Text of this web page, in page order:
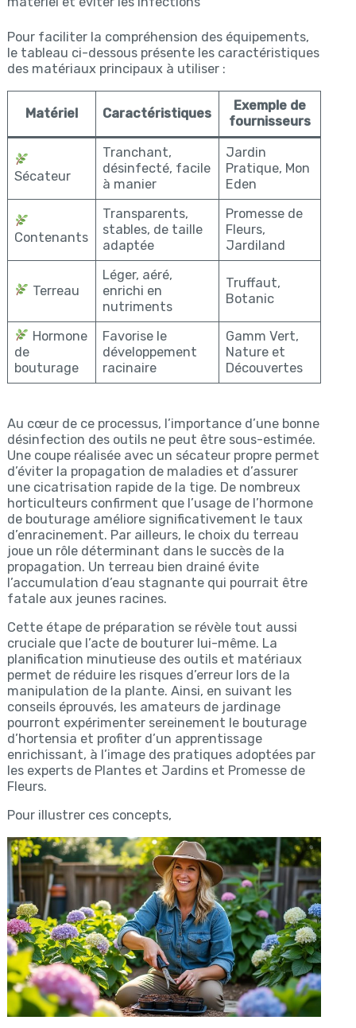
Pour faciliter la compréhension des équipements,
le tableau ci-dessous présente les caractéristiques
des matériaux principaux à utiliser :
Matériel Caractéristiques
Exemple de
fournisseurs
Sécateur
Tranchant,
désinfecté, facile
à manier
Jardin
Pratique, Mon
Eden
Contenants
Transparents,
stables, de taille
adaptée
Promesse de
Fleurs,
Jardiland
Terreau
Léger, aéré,
enrichi en
nutriments
Truffaut,
Botanic
Hormone
de
bouturage
Favorise le
développement
racinaire
Gamm Vert,
Nature et
Découvertes
Au cœur de ce processus, l’importance d’une bonne
désinfection des outils ne peut être sous-estimée.
Une coupe réalisée avec un sécateur propre permet
d’éviter la propagation de maladies et d’assurer
une cicatrisation rapide de la tige. De nombreux
horticulteurs confirment que l’usage de l’hormone
de bouturage améliore significativement le taux
d’enracinement. Par ailleurs, le choix du terreau
joue un rôle déterminant dans le succès de la
propagation. Un terreau bien drainé évite
l’accumulation d’eau stagnante qui pourrait être
fatale aux jeunes racines.
Cette étape de préparation se révèle tout aussi
cruciale que l’acte de bouturer lui-même. La
planification minutieuse des outils et matériaux
permet de réduire les risques d’erreur lors de la
manipulation de la plante. Ainsi, en suivant les
conseils éprouvés, les amateurs de jardinage
pourront expérimenter sereinement le bouturage
d’hortensia et profiter d’un apprentissage
enrichissant, à l’image des pratiques adoptées par
les experts de Plantes et Jardins et Promesse de
Fleurs.
Pour illustrer ces concepts,